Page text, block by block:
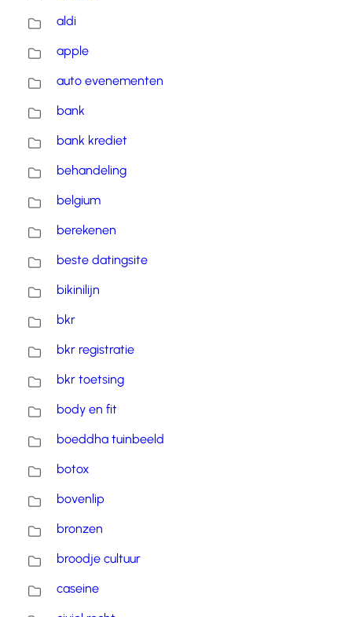
aldi
apple
auto evenementen
bank
bank krediet
behandeling
belgium
berekenen
beste datingsite
bikinilijn
bkr
bkr registratie
bkr toetsing
body en fit
boeddha tuinbeeld
botox
bovenlip
bronzen
broodje cultuur
caseine